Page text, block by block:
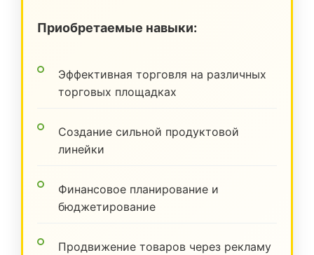
Приобретаемые навыки:
Эффективная торговля на различных
торговых площадках
Создание сильной продуктовой
линейки
Финансовое планирование и
бюджетирование
Продвижение товаров через рекламу